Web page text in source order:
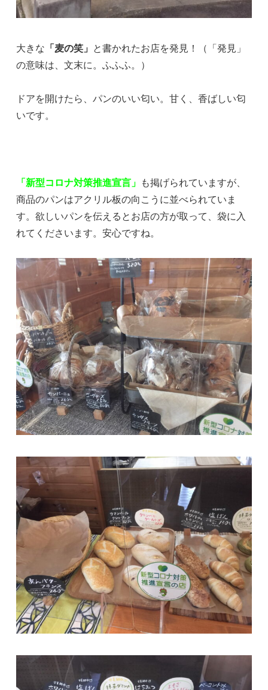
大きな 「麦の笑」 と書かれたお店を発見！（「発見」
の意味は、文末に。ふふふ。）
ドアを開けたら、パンのいい匂い。甘く、香ばしい匂
いです。
「新型コロナ対策推進宣言」 も掲げられていますが、
商品のパンはアクリル板の向こうに並べられていま
す。欲しいパンを伝えるとお店の方が取って、袋に入
れてくださいます。安心ですね。